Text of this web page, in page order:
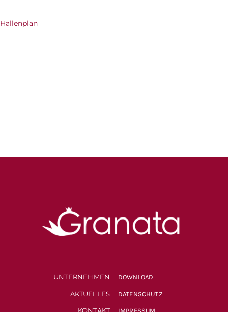
Hallenplan
UNTERNEHMEN
AKTUELLES
KONTAKT
DOWNLOAD
DATENSCHUTZ
IMPRESSUM